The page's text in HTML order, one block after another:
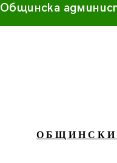
Общинска
О Б Щ И Н С К